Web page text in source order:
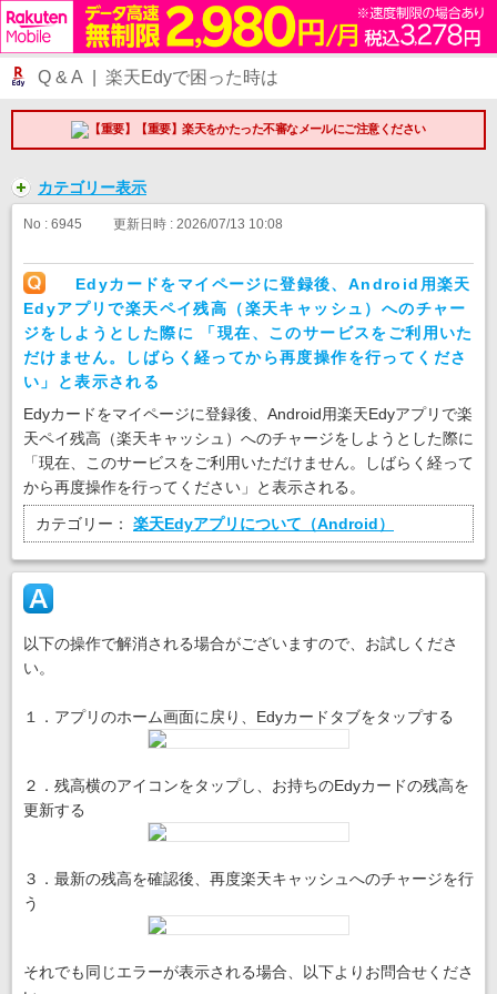
Q & A | 楽天Edyで困った時は
【重要】楽天をかたった不審なメールにご注意ください
カテゴリー表示
No : 6945 更新日時 : 2026/07/13 10:08
Edyカードをマイページに登録後、Android用楽天
Edyアプリで楽天ペイ残高（楽天キャッシュ）へのチャー
ジをしようとした際に 「現在、このサービスをご利用いた
だけません。しばらく経ってから再度操作を行ってくださ
い」と表示される
Edyカードをマイページに登録後、Android用楽天Edyアプリで楽
天ペイ残高（楽天キャッシュ）へのチャージをしようとした際に
「現在、このサービスをご利用いただけません。しばらく経って
から再度操作を行ってください」と表示される。
カテゴリー： 楽天Edyアプリについて（Android）
以下の操作で解消される場合がございますので、お試しくださ
い。
１．アプリのホーム画面に戻り、Edyカードタブをタップする
２．残高横のアイコンをタップし、お持ちのEdyカードの残高を
更新する
３．最新の残高を確認後、再度楽天キャッシュへのチャージを行
う
それでも同じエラーが表示される場合、以下よりお問合せくださ